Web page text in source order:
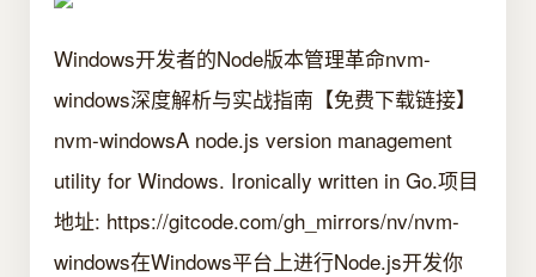
Windows开发者的Node版本管理革命nvm-
windows深度解析与实战指南【免费下载链接】
nvm-windowsA node.js version management
utility for Windows. Ironically written in Go.项目
地址: https://gitcode.com/gh_mirrors/nv/nvm-
windows在Windows平台上进行Node.js开发你